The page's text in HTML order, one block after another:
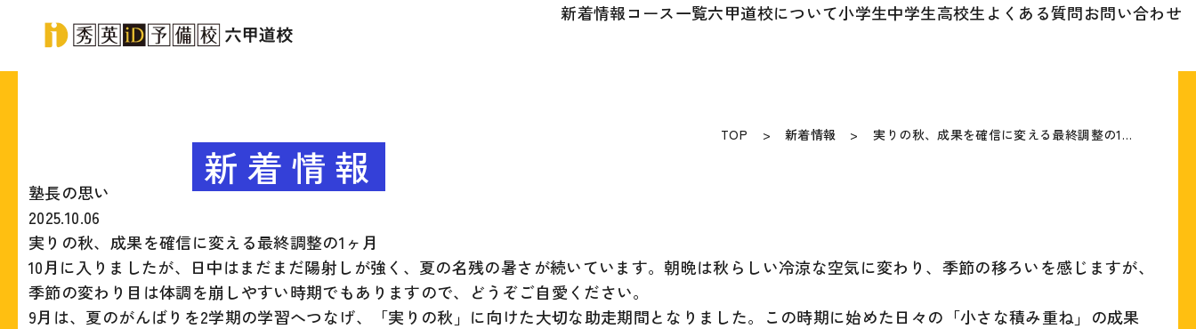
新着情報コース一覧六甲道校について小学生中学生高校生よくある質問お問い合わせ
新着情報
TOP 新着情報 実りの秋、成果を確信に変える最終調整の1…
塾長の思い
2025.10.06
実りの秋、成果を確信に変える最終調整の1ヶ月
10月に入りましたが、日中はまだまだ陽射しが強く、夏の名残の暑さが続いています。朝晩は秋らしい冷涼な空気に変わり、季節の移ろいを感じますが、
季節の変わり目は体調を崩しやすい時期でもありますので、どうぞご自愛ください。
9月は、夏のがんばりを2学期の学習へつなげ、「実りの秋」に向けた大切な助走期間となりました。この時期に始めた日々の「小さな積み重ね」の成果